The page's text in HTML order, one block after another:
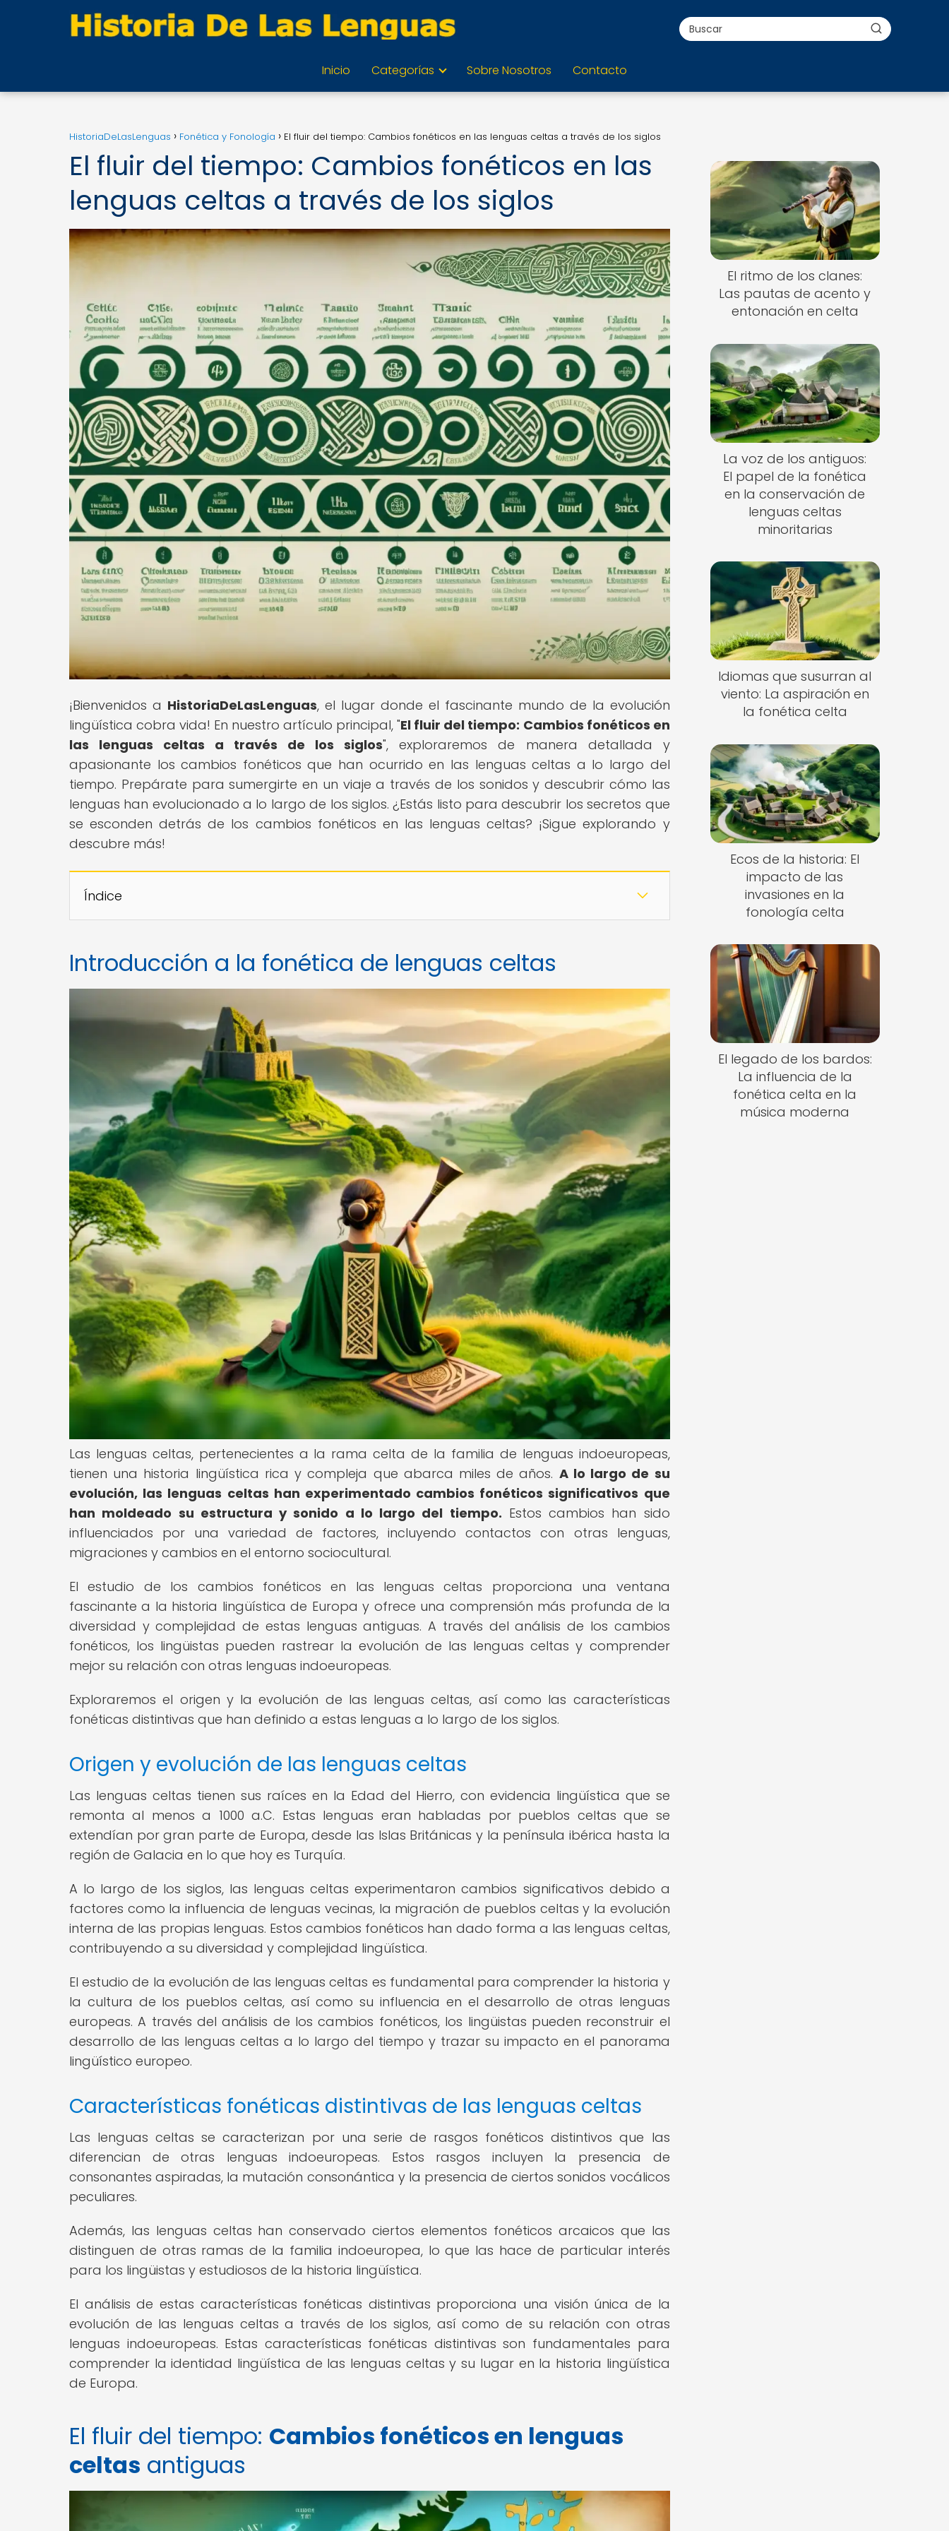
Inicio Categorías Sobre Nosotros Contacto
HistoriaDeLasLenguas Fonética y Fonología El fluir del tiempo: Cambios fonéticos en las lenguas celtas a través de los siglos
El fluir del tiempo: Cambios fonéticos en las
lenguas celtas a través de los siglos
¡Bienvenidos a HistoriaDeLasLenguas, el lugar donde el fascinante mundo de la evolución
lingüística cobra vida! En nuestro artículo principal, "El fluir del tiempo: Cambios fonéticos en
las lenguas celtas a través de los siglos", exploraremos de manera detallada y
apasionante los cambios fonéticos que han ocurrido en las lenguas celtas a lo largo del
tiempo. Prepárate para sumergirte en un viaje a través de los sonidos y descubrir cómo las
lenguas han evolucionado a lo largo de los siglos. ¿Estás listo para descubrir los secretos que
se esconden detrás de los cambios fonéticos en las lenguas celtas? ¡Sigue explorando y
descubre más!
Índice
Introducción a la fonética de lenguas celtas
Las lenguas celtas, pertenecientes a la rama celta de la familia de lenguas indoeuropeas,
tienen una historia lingüística rica y compleja que abarca miles de años. A lo largo de su
evolución, las lenguas celtas han experimentado cambios fonéticos significativos que
han moldeado su estructura y sonido a lo largo del tiempo. Estos cambios han sido
influenciados por una variedad de factores, incluyendo contactos con otras lenguas,
migraciones y cambios en el entorno sociocultural.
El estudio de los cambios fonéticos en las lenguas celtas proporciona una ventana
fascinante a la historia lingüística de Europa y ofrece una comprensión más profunda de la
diversidad y complejidad de estas lenguas antiguas. A través del análisis de los cambios
fonéticos, los lingüistas pueden rastrear la evolución de las lenguas celtas y comprender
mejor su relación con otras lenguas indoeuropeas.
Exploraremos el origen y la evolución de las lenguas celtas, así como las características
fonéticas distintivas que han definido a estas lenguas a lo largo de los siglos.
Origen y evolución de las lenguas celtas
Las lenguas celtas tienen sus raíces en la Edad del Hierro, con evidencia lingüística que se
remonta al menos a 1000 a.C. Estas lenguas eran habladas por pueblos celtas que se
extendían por gran parte de Europa, desde las Islas Británicas y la península ibérica hasta la
región de Galacia en lo que hoy es Turquía.
A lo largo de los siglos, las lenguas celtas experimentaron cambios significativos debido a
factores como la influencia de lenguas vecinas, la migración de pueblos celtas y la evolución
interna de las propias lenguas. Estos cambios fonéticos han dado forma a las lenguas celtas,
contribuyendo a su diversidad y complejidad lingüística.
El estudio de la evolución de las lenguas celtas es fundamental para comprender la historia y
la cultura de los pueblos celtas, así como su influencia en el desarrollo de otras lenguas
europeas. A través del análisis de los cambios fonéticos, los lingüistas pueden reconstruir el
desarrollo de las lenguas celtas a lo largo del tiempo y trazar su impacto en el panorama
lingüístico europeo.
Características fonéticas distintivas de las lenguas celtas
Las lenguas celtas se caracterizan por una serie de rasgos fonéticos distintivos que las
diferencian de otras lenguas indoeuropeas. Estos rasgos incluyen la presencia de
consonantes aspiradas, la mutación consonántica y la presencia de ciertos sonidos vocálicos
peculiares.
Además, las lenguas celtas han conservado ciertos elementos fonéticos arcaicos que las
distinguen de otras ramas de la familia indoeuropea, lo que las hace de particular interés
para los lingüistas y estudiosos de la historia lingüística.
El análisis de estas características fonéticas distintivas proporciona una visión única de la
evolución de las lenguas celtas a través de los siglos, así como de su relación con otras
lenguas indoeuropeas. Estas características fonéticas distintivas son fundamentales para
comprender la identidad lingüística de las lenguas celtas y su lugar en la historia lingüística
de Europa.
El fluir del tiempo: Cambios fonéticos en lenguas
celtas antiguas
El ritmo de los clanes:
Las pautas de acento y
entonación en celta
La voz de los antiguos:
El papel de la fonética
en la conservación de
lenguas celtas
minoritarias
Idiomas que susurran al
viento: La aspiración en
la fonética celta
Ecos de la historia: El
impacto de las
invasiones en la
fonología celta
El legado de los bardos:
La influencia de la
fonética celta en la
música moderna